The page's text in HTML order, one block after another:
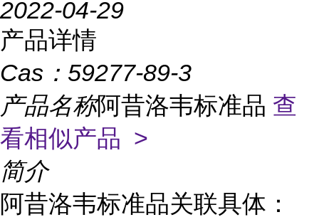
2022-04-29
产品详情
Cas： 59277-89-3
产品名称阿昔洛韦标准品 查
看相似产品 >
简介
阿昔洛韦标准品关联具体：